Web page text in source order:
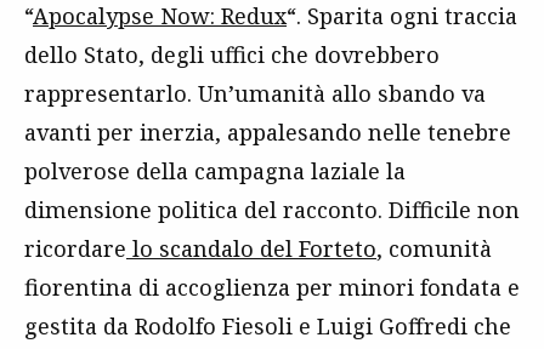
“Apocalypse Now: Redux“. Sparita ogni traccia
dello Stato, degli uffici che dovrebbero
rappresentarlo. Un’umanità allo sbando va
avanti per inerzia, appalesando nelle tenebre
polverose della campagna laziale la
dimensione politica del racconto. Difficile non
ricordare lo scandalo del Forteto, comunità
fiorentina di accoglienza per minori fondata e
gestita da Rodolfo Fiesoli e Luigi Goffredi che